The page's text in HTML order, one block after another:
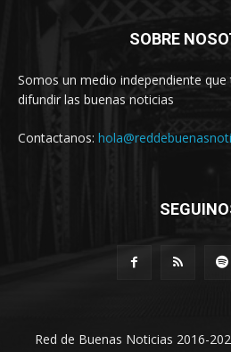
SOBRE
Somos un medio independiente
difundir las buenas noticias
Contactanos:
Red de Buenas Noticias 2016-